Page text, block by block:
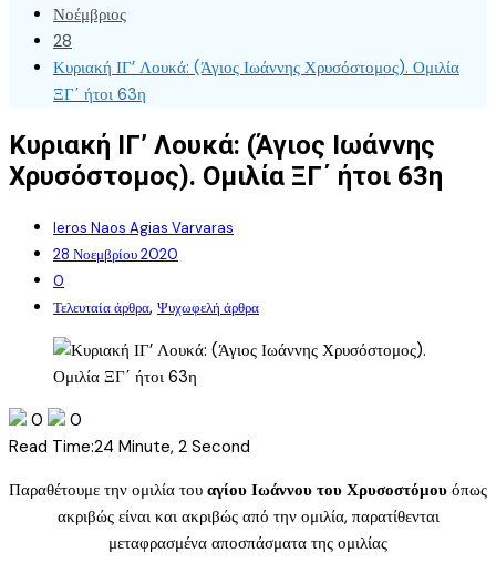
Νοέμβριος
28
Κυριακή ΙΓ’ Λουκά: (Άγιος Ιωάννης Χρυσόστομος). Ομιλία
ΞΓ΄ ήτοι 63η
Κυριακή ΙΓ’ Λουκά: (Άγιος Ιωάννης
Χρυσόστομος). Ομιλία ΞΓ΄ ήτοι 63η
Ieros Naos Agias Varvaras
28 Νοεμβρίου 2020
0
Τελευταία άρθρα, Ψυχωφελή άρθρα
0
0
Read Time:24 Minute, 2 Second
Παραθέτουμε την ομιλία του αγίου Ιωάννου του Χρυσοστόμου όπως
ακριβώς είναι και ακριβώς από την ομιλία, παρατίθενται
μεταφρασμένα αποσπάσματα της ομιλίας